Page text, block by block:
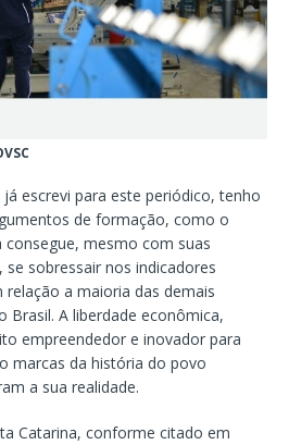
escrevi para este periódico, tenho
de formação, como o
consegue, mesmo com suas
sobressair nos indicadores
a maioria das demais
Brasil. A liberdade econômica,
empreendedor e inovador para
marcas da história do povo
a sua realidade.
Catarina, conforme citado em